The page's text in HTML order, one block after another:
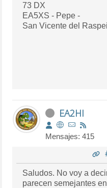
73 DX
EA5XS - Pepe -
San Vicente del
EA2HI
Mensajes: 415
Saludos. No voy a
parecen semejantes